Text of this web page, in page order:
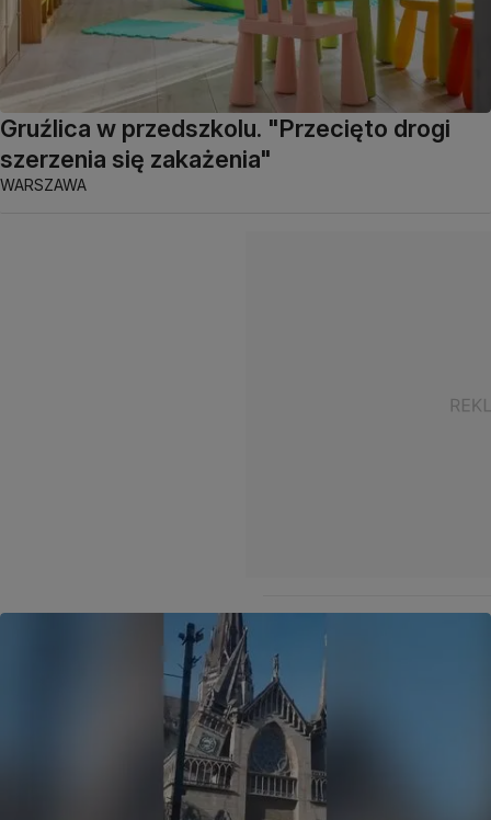
Gruźlica w przedszkolu. "Przecięto drogi
szerzenia się zakażenia"
WARSZAWA